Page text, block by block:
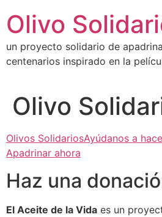
contenido
Olivo
un proyecto solidario de
centenarios inspirado en la
Olivo
Olivos SolidariosAyúdanos a
Apadrinar ahora
Haz una
El Aceite de la Vida es un